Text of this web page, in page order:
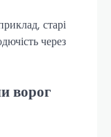
старі
через
ворог